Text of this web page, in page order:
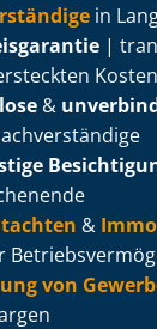
in
|
Kosten
&
&
von